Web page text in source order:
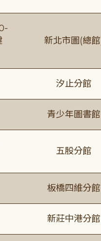
新北市圖(總
汐止分館
青少年圖書館
五股分館
板橋四維分館
新莊中港分館